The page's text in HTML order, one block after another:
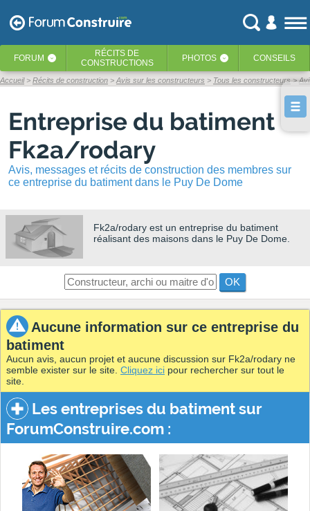
FORUM ‹ RÉCITS DE
CONSTRUCTIONS
PHOTOS ‹ CONSEILS
Accueil Récits de construction Avis sur les constructeurs Tous les constructeurs
Entreprise du batiment
Fk2a/rodary
Avis, messages et récits de construction des membres sur
ce entreprise du batiment dans le Puy De Dome
Fk2a/rodary est un entreprise du batiment
réalisant des maisons dans le Puy De Dome.
OK
Aucune information sur ce entreprise du
batiment
Aucun avis, aucun projet et aucune discussion sur Fk2a/rodary ne
semble exister sur le site. Cliquez ici pour rechercher sur tout le
site.
Les entreprises du batiment sur
ForumConstruire.com :